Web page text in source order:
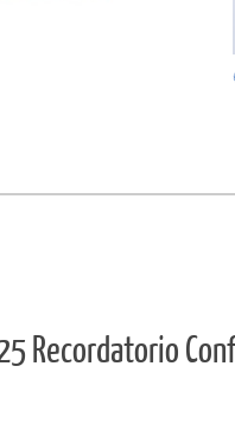
Recordatorio